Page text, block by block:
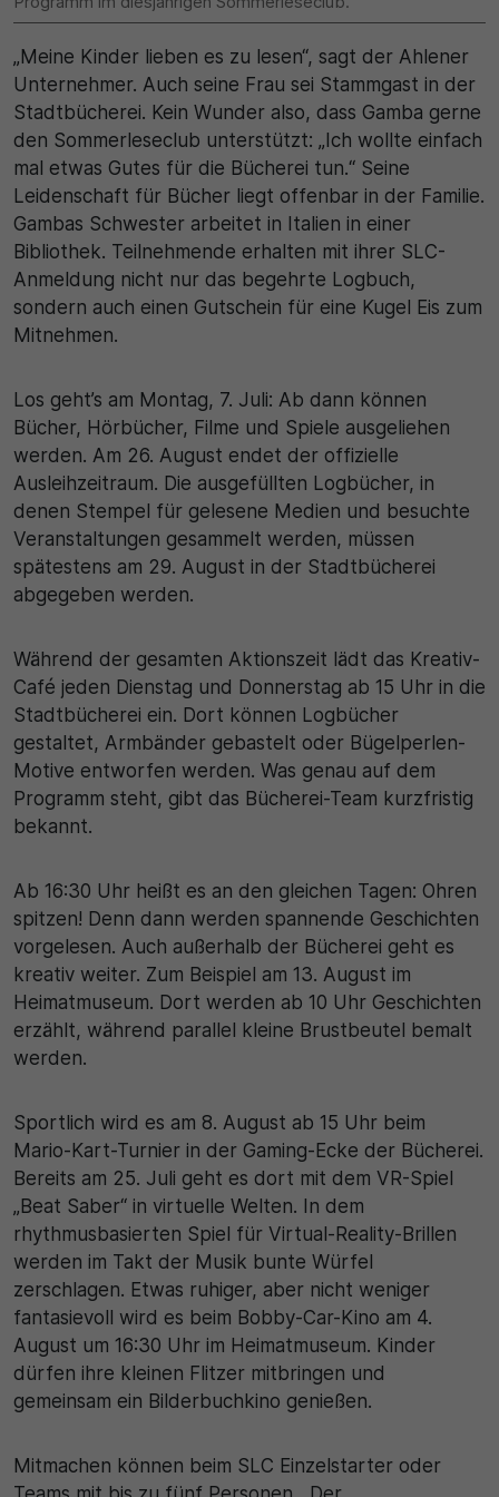
„Meine Kinder lieben es zu lesen“, sagt der Ahlener
Unternehmer. Auch seine Frau sei Stammgast in der
Stadtbücherei. Kein Wunder also, dass Gamba gerne
den Sommerleseclub unterstützt: „Ich wollte einfach
mal etwas Gutes für die Bücherei tun.“ Seine
Leidenschaft für Bücher liegt offenbar in der Familie.
Gambas Schwester arbeitet in Italien in einer
Bibliothek. Teilnehmende erhalten mit ihrer SLC-
Anmeldung nicht nur das begehrte Logbuch,
sondern auch einen Gutschein für eine Kugel Eis zum
Mitnehmen.
Los geht’s am Montag, 7. Juli: Ab dann können
Bücher, Hörbücher, Filme und Spiele ausgeliehen
werden. Am 26. August endet der offizielle
Ausleihzeitraum. Die ausgefüllten Logbücher, in
denen Stempel für gelesene Medien und besuchte
Veranstaltungen gesammelt werden, müssen
spätestens am 29. August in der Stadtbücherei
abgegeben werden.
Während der gesamten Aktionszeit lädt das Kreativ-
Café jeden Dienstag und Donnerstag ab 15 Uhr in die
Stadtbücherei ein. Dort können Logbücher
gestaltet, Armbänder gebastelt oder Bügelperlen-
Motive entworfen werden. Was genau auf dem
Programm steht, gibt das Bücherei-Team kurzfristig
bekannt.
Ab 16:30 Uhr heißt es an den gleichen Tagen: Ohren
spitzen! Denn dann werden spannende Geschichten
vorgelesen. Auch außerhalb der Bücherei geht es
kreativ weiter. Zum Beispiel am 13. August im
Heimatmuseum. Dort werden ab 10 Uhr Geschichten
erzählt, während parallel kleine Brustbeutel bemalt
werden.
Sportlich wird es am 8. August ab 15 Uhr beim
Mario-Kart-Turnier in der Gaming-Ecke der Bücherei.
Bereits am 25. Juli geht es dort mit dem VR-Spiel
„Beat Saber“ in virtuelle Welten. In dem
rhythmusbasierten Spiel für Virtual-Reality-Brillen
werden im Takt der Musik bunte Würfel
zerschlagen. Etwas ruhiger, aber nicht weniger
fantasievoll wird es beim Bobby-Car-Kino am 4.
August um 16:30 Uhr im Heimatmuseum. Kinder
dürfen ihre kleinen Flitzer mitbringen und
gemeinsam ein Bilderbuchkino genießen.
Mitmachen können beim SLC Einzelstarter oder
30 Minuten
Zweck
Wird für statistische Zwecke verwendet, um
vorübergehende Daten des Besuchs zu speichern.